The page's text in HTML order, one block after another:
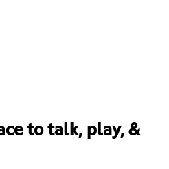
to talk, play, &